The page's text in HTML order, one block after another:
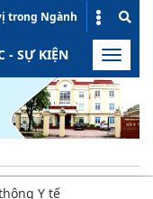
trong Ngành
- SỰ KIỆN HOẠT
Toggle
Y tế